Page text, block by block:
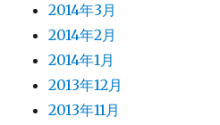
2014年3月
2014年2月
2014年1月
2013年12月
2013年11月